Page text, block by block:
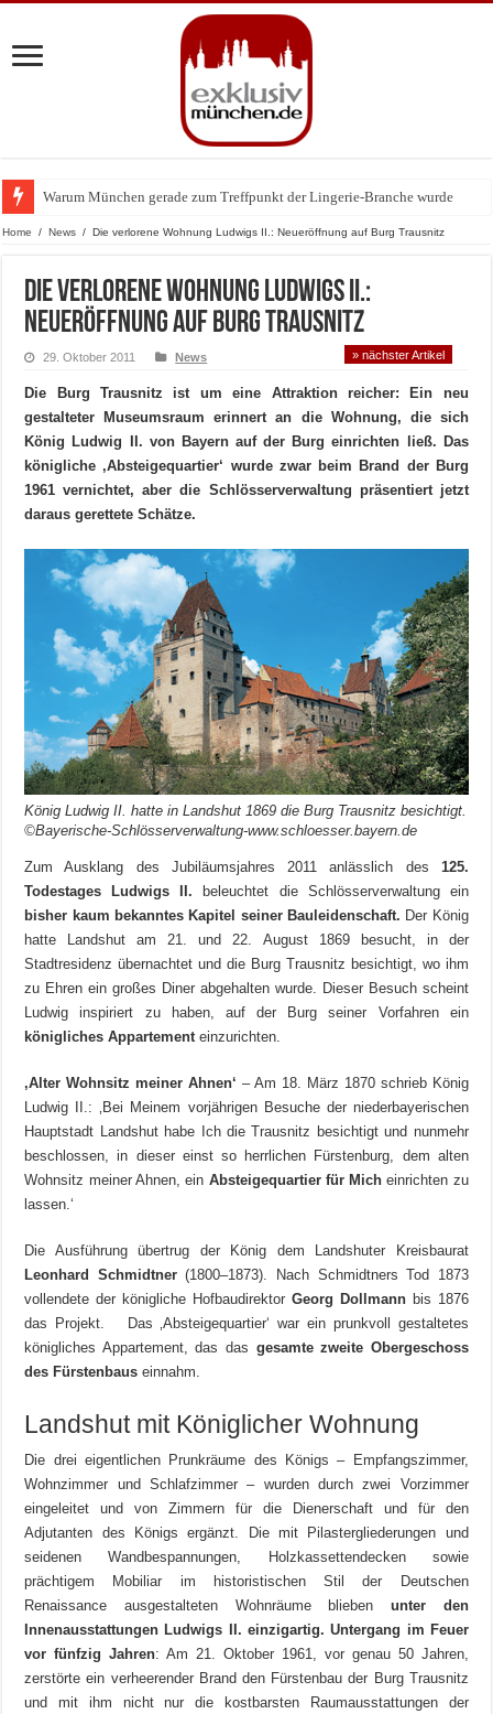
Warum München gerade zum Treffpunkt der Lingerie-Branche wurde
Home / News / Die verlorene Wohnung Ludwigs II.: Neueröffnung auf Burg Trausnitz
Die verlorene Wohnung Ludwigs II.:
Neueröffnung auf Burg Trausnitz
29. Oktober 2011 News » nächster Artikel
Die Burg Trausnitz ist um eine Attraktion reicher: Ein neu
gestalteter Museumsraum erinnert an die Wohnung, die sich
König Ludwig II. von Bayern auf der Burg einrichten ließ. Das
königliche ‚Absteigequartier‘ wurde zwar beim Brand der Burg
1961 vernichtet, aber die Schlösserverwaltung präsentiert jetzt
darausgerettete Schätze.
König Ludwig II. hatte in Landshut 1869 die Burg Trausnitz besichtigt.
©Bayerische-Schlösserverwaltung-www.schloesser.bayern.de
Zum Ausklang des Jubiläumsjahres 2011 anlässlich des 125.
Todestages Ludwigs II. beleuchtet die Schlösserverwaltung ein
bisher kaum bekanntes Kapitel seiner Bauleidenschaft. Der König
hatte Landshut am 21. und 22. August 1869 besucht, in der
Stadtresidenz übernachtet und die Burg Trausnitz besichtigt, wo ihm
zu Ehren ein großes Diner abgehalten wurde. Dieser Besuch scheint
Ludwig inspiriert zu haben, auf der Burg seiner Vorfahren ein
königliches Appartementeinzurichten.
‚Alter Wohnsitz meiner Ahnen‘ – Am 18. März 1870 schrieb König
Ludwig II.: ‚Bei Meinem vorjährigen Besuche der niederbayerischen
Hauptstadt Landshut habe Ich die Trausnitz besichtigt und nunmehr
beschlossen, in dieser einst so herrlichen Fürstenburg, dem alten
Wohnsitz meiner Ahnen, ein Absteigequartier für Mich einrichten zu
lassen.‘
Die Ausführung übertrug der König dem Landshuter Kreisbaurat
Leonhard Schmidtner(1800–1873). Nach Schmidtners Tod 1873
vollendete der königliche Hofbaudirektor Georg Dollmannbis 1876
das Projekt. Das ‚Absteigequartier‘ war ein prunkvoll gestaltetes
königliches Appartement, das das gesamte zweite Obergeschoss
des Fürstenbaus einnahm.
Landshut mit Königlicher Wohnung
Die drei eigentlichen Prunkräume des Königs – Empfangszimmer,
Wohnzimmer und Schlafzimmer – wurden durch zwei Vorzimmer
eingeleitet und von Zimmern für die Dienerschaft und für den
Adjutanten des Königs ergänzt. Die mit Pilastergliederungen und
seidenen Wandbespannungen, Holzkassettendecken sowie
prächtigem Mobiliar im historistischen Stil der Deutschen
Renaissance ausgestalteten Wohnräume bliebenunter den
Innenausstattungen Ludwigs II. einzigartig. Untergang im Feuer
vor fünfzig Jahren: Am 21. Oktober 1961, vor genau 50 Jahren,
zerstörte ein verheerender Brand den Fürstenbau der Burg Trausnitz
und mit ihm nicht nur die kostbarsten Raumausstattungen der